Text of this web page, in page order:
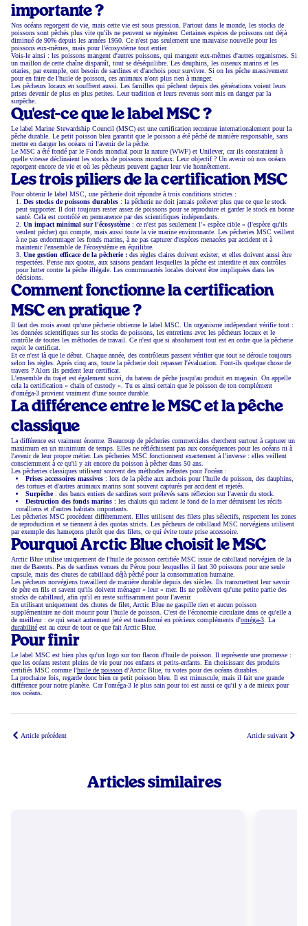
importante ?
Nos océans regorgent de vie, mais cette vie est sous pression. Partout dans le monde, les stocks de
poissons sont pêchés plus vite qu'ils ne peuvent se régénérer. Certaines espèces de poissons ont déjà
diminué de 90% depuis les années 1950. Ce n'est pas seulement une mauvaise nouvelle pour les
poissons eux-mêmes, mais pour l'écosystème tout entier.
Vois-le ainsi : les poissons mangent d'autres poissons, qui mangent eux-mêmes d'autres organismes. Si
un maillon de cette chaîne disparaît, tout se déséquilibre. Les dauphins, les oiseaux marins et les
otaries, par exemple, ont besoin de sardines et d'anchois pour survivre. Si on les pêche massivement
pour en faire de l'huile de poisson, ces animaux n'ont plus rien à manger.
Les pêcheurs locaux en souffrent aussi. Les familles qui pêchent depuis des générations voient leurs
prises devenir de plus en plus petites. Leur tradition et leurs revenus sont mis en danger par la
surpêche.
Qu'est-ce que le label MSC ?
Le label Marine Stewardship Council (MSC) est une certification reconnue internationalement pour la
pêche durable. Le petit poisson bleu garantit que le poisson a été pêché de manière responsable, sans
mettre en danger les océans ni l'avenir de la pêche.
Le MSC a été fondé par le Fonds mondial pour la nature (WWF) et Unilever, car ils constataient à
quelle vitesse déclinaient les stocks de poissons mondiaux. Leur objectif ? Un avenir où nos océans
regorgent encore de vie et où les pêcheurs peuvent gagner leur vie honnêtement.
Les trois piliers de la certification MSC
Pour obtenir le label MSC, une pêcherie doit répondre à trois conditions strictes :
Des stocks de poissons durables : la pêcherie ne doit jamais prélever plus que ce que le stock
peut supporter. Il doit toujours rester assez de poissons pour se reproduire et garder le stock en bonne
santé. Cela est contrôlé en permanence par des scientifiques indépendants.
Un impact minimal sur l'écosystème: ce n'est pas seulement l'« espèce cible » (l'espèce qu'ils
veulent pêcher) qui compte, mais aussi toute la vie marine environnante. Les pêcheries MSC veillent
à ne pas endommager les fonds marins, à ne pas capturer d'espèces menacées par accident et à
maintenir l'ensemble de l'écosystème en équilibre.
Une gestion efficace de la pêcherie : des règles claires doivent exister, et elles doivent aussi être
respectées. Pense aux quotas, aux saisons pendant lesquelles la pêche est interdite et aux contrôles
pour lutter contre la pêche illégale. Les communautés locales doivent être impliquées dans les
décisions.
Comment fonctionne la certification
MSC en pratique ?
Il faut des mois avant qu'une pêcherie obtienne le label MSC. Un organisme indépendant vérifie tout :
les données scientifiques sur les stocks de poissons, les entretiens avec les pêcheurs locaux et le
contrôle de toutes les méthodes de travail. Ce n'est que si absolument tout est en ordre que la pêcherie
reçoit le certificat.
Et ce n'est là que le début. Chaque année, des contrôleurs passent vérifier que tout se déroule toujours
selon les règles. Après cinq ans, toute la pêcherie doit repasser l'évaluation. Font-ils quelque chose de
travers ? Alors ils perdent leur certificat.
L'ensemble du trajet est également suivi, du bateau de pêche jusqu'au produit en magasin. On appelle
cela la certification « chain of custody ». Tu es ainsi certain que le poisson de ton complément
d'oméga-3 provient vraiment d'une source durable.
La différence entre le MSC et la pêche
classique
La différence est vraiment énorme. Beaucoup de pêcheries commerciales cherchent surtout à capturer un
maximum en un minimum de temps. Elles ne réfléchissent pas aux conséquences pour les océans ni à
l'avenir de leur propre métier. Les pêcheries MSC fonctionnent exactement à l'inverse : elles veillent
consciemment à ce qu'il y ait encore du poisson à pêcher dans 50 ans.
Les pêcheries classiques utilisent souvent des méthodes néfastes pour l'océan :
Prises accessoires massives : lors de la pêche aux anchois pour l'huile de poisson, des dauphins,
des tortues et d'autres animaux marins sont souvent capturés par accident et rejetés.
Surpêche: des bancs entiers de sardines sont prélevés sans réflexion sur l'avenir du stock.
Destruction des fonds marins : les chaluts qui raclent le fond de la mer détruisent les récifs
coralliens et d'autres habitats importants.
Les pêcheries MSC procèdent différemment. Elles utilisent des filets plus sélectifs, respectent les zones
de reproduction et se tiennent à des quotas stricts. Les pêcheurs de cabillaud MSC norvégiens utilisent
par exemple des hameçons plutôt que des filets, ce qui évite toute prise accessoire.
Pourquoi Arctic Blue choisit le MSC
Arctic Blue utilise uniquement de l'huile de poisson certifiée MSC issue de cabillaud norvégien de la
mer de Barents. Pas de sardines venues du Pérou pour lesquelles il faut 30 poissons pour une seule
capsule, mais des chutes de cabillaud déjà pêché pour la consommation humaine.
Les pêcheurs norvégiens travaillent de manière durable depuis des siècles. Ils transmettent leur savoir
de père en fils et savent qu'ils doivent ménager « leur » mer. Ils ne prélèvent qu'une petite partie des
stocks de cabillaud, afin qu'il en reste suffisamment pour l'avenir.
En utilisant uniquement des chutes de filet, Arctic Blue ne gaspille rien et aucun poisson
supplémentaire ne doit mourir pour l'huile de poisson. C'est de l'économie circulaire dans ce qu'elle a
de meilleur : ce qui serait autrement jeté est transformé en précieux compléments d'oméga-3 . La
durabilité est au cœur de tout ce que fait Arctic Blue.
Pour finir
Le label MSC est bien plus qu'un logo sur ton flacon d'huile de poisson. Il représente une promesse :
que les océans restent pleins de vie pour nos enfants et petits-enfants. En choisissant des produits
certifiés MSC comme l'huile de poisson d'Arctic Blue, tu votes pour des océans durables.
La prochaine fois, regarde donc bien ce petit poisson bleu. Il est minuscule, mais il fait une grande
différence pour notre planète. Car l'oméga-3 le plus sain pour toi est aussi ce qu'il y a de mieux pour
nos océans.
Article précédent Article suivant
Articles similaires